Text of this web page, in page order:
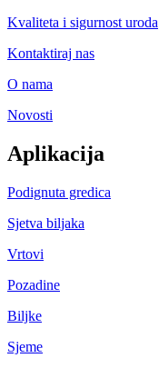
Kvaliteta i sigurnost uroda
Kontaktiraj nas
O nama
Novosti
Aplikacija
Podignuta gredica
Sjetva biljaka
Vrtovi
Pozadine
Biljke
Sjeme